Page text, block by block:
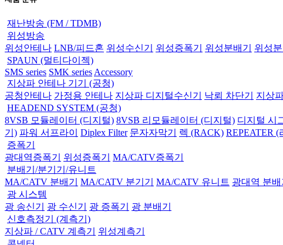
재난방송 (FM / TDMB)
위성방송
위성안테나 LNB/피드혼 위성수신기 위성증폭기 위성분배기 위성분
SPAUN (멀티다이젝)
SMS series SMK series Accessory
지상파 안테나 기기 (공청)
공청안테나 가정용 안테나 지상파 디지털수신기 낙뢰 차단기 지상
HEADEND SYSTEM (공청)
8VSB 모듈레이터 (디지털) 8VSB 리모듈레이터 (디지털) 디지털 시
기) 파워 서프라이 Diplex Filter 문자자막기 렉 (RACK) REPEATER (
증폭기
광대역증폭기
위성증폭기
MA/CATV증폭기
분배기/분기기/유니트
MA/CATV 분배기
MA/CATV 분기기 MA/CATV 유니트 광대역 분배
광 시스템
광 송신기
광 수신기 광 증폭기
광 분배기
신호측정기 (계측기)
지상파 / CATV 계측기
위성계측기